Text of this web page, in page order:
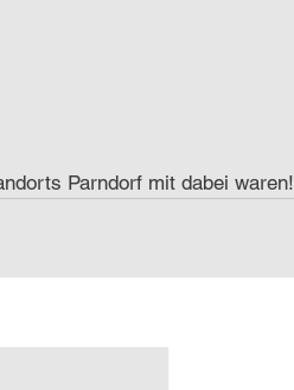
Parndorf mit dabei waren!